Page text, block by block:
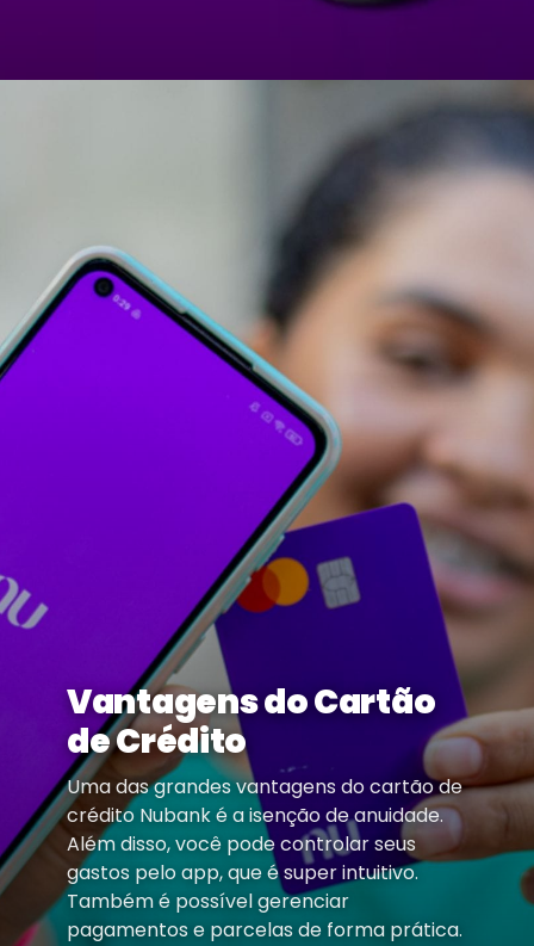
Vantagens do Cartão
de Crédito
Uma das grandes vantagens do cartão de
crédito Nubank é a isenção de anuidade.
Além disso, você pode controlar seus
gastos pelo app, que é super intuitivo.
Também é possível gerenciar
pagamentos e parcelas de forma prática.